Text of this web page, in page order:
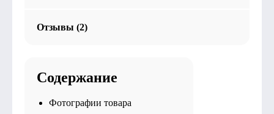
Отзывы (2)
Содержание
Фотографии товара